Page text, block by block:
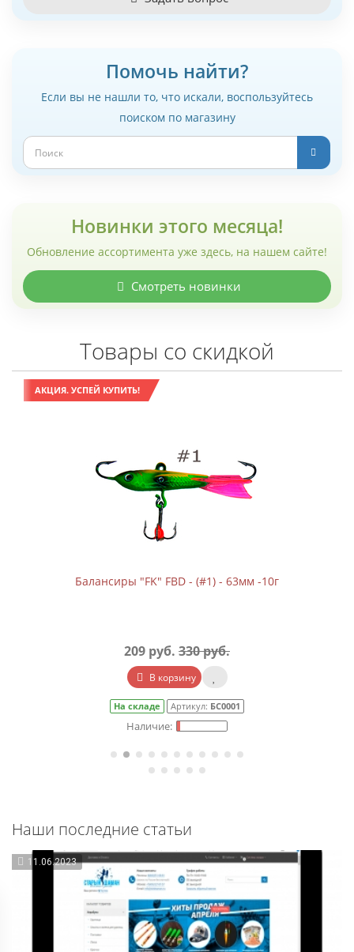
Помочь найти?
Если вы не нашли то, что искали, воспользуйтесь
поиском по магазину
Новинки этого месяца!
Обновление ассортимента уже здесь, на нашем сайте!
Смотреть новинки
Товары со скидкой
АКЦИЯ. УСПЕЙ КУПИТЬ!
Балансиры "FK" FBD - (#1) - 63мм -10г
209 руб. 330 руб.
В корзину
На складе Артикул: БС0001
Наши последние статьи
11.06.2023